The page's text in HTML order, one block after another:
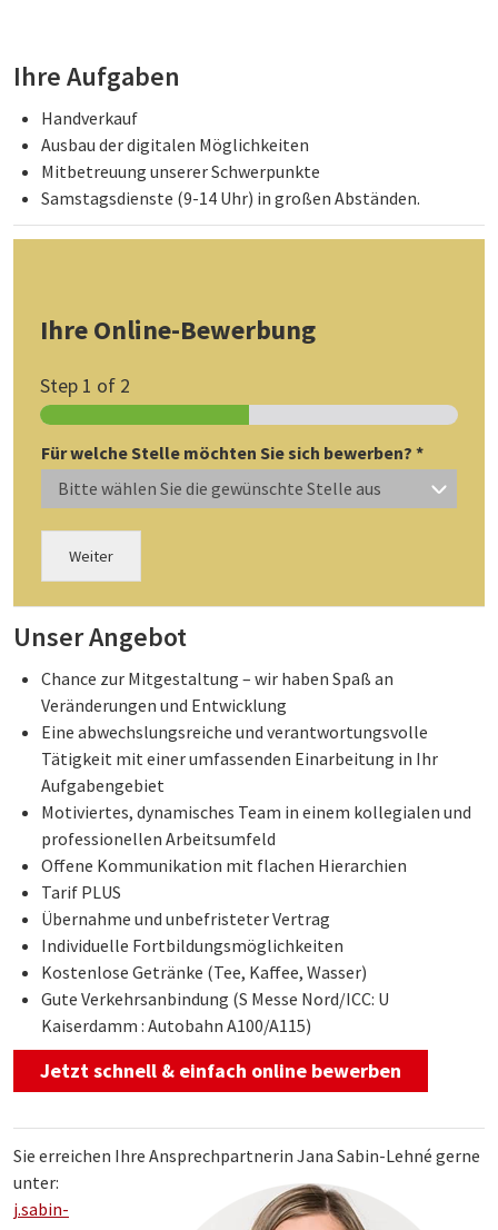
Ihre Aufgaben
Handverkauf
Ausbau der digitalen Möglichkeiten
Mitbetreuung unserer Schwerpunkte
Samstagsdienste (9-14 Uhr) in großen Abständen.
Ihre Online-Bewerbung
Step 1 of 2
Für welche Stelle möchten Sie sich bewerben? *
Bitte wählen Sie die gewünschte Stelle aus
Weiter
A
l
e
r
n
a
t
i
v
e
Unser Angebot
Chance zur Mitgestaltung – wir haben Spaß an
Veränderungen und Entwicklung
Eine abwechslungsreiche und verantwortungsvolle
Tätigkeit mit einer umfassenden Einarbeitung in Ihr
Aufgabengebiet
Motiviertes, dynamisches Team in einem kollegialen und
professionellen Arbeitsumfeld
Offene Kommunikation mit flachen Hierarchien
Tarif PLUS
Übernahme und unbefristeter Vertrag
Individuelle Fortbildungsmöglichkeiten
Kostenlose Getränke (Tee, Kaffee, Wasser)
Gute Verkehrsanbindung (S Messe Nord/ICC: U
Kaiserdamm : Autobahn A100/A115)
Jetzt schnell & einfach online bewerben
Sie erreichen Ihre Ansprechpartnerin Jana Sabin-Lehné gerne
unter:
j.sabin-